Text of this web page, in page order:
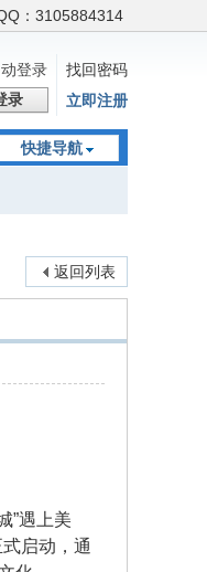
：3105884314
登录
找回密码
录 立即注册
快捷导航
返回列表
”遇上美
启动，通